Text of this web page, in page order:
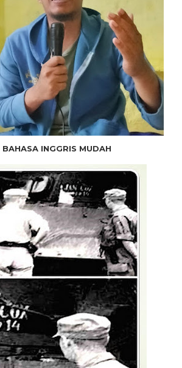
INGGRIS MUDAH